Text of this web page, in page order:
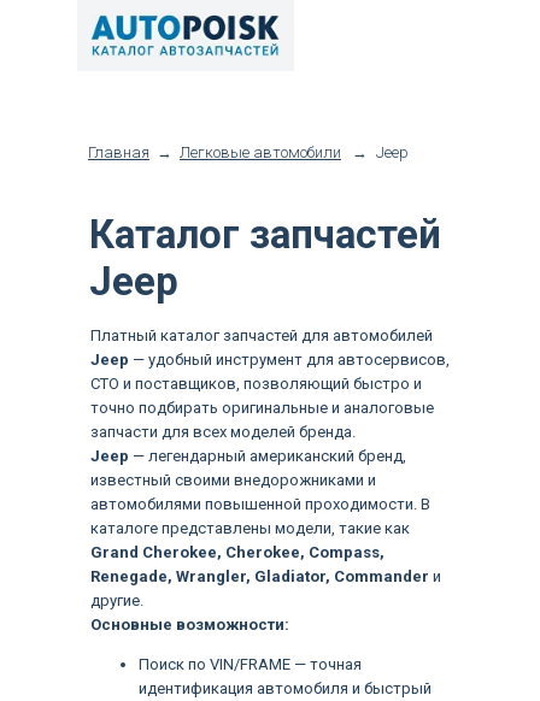
Главная Легковые автомобили
→ → Jeep
Платный каталог запчастей для автомобилей
Jeep — удобный инструмент для автосервисов,
СТО и поставщиков, позволяющий быстро и
точно подбирать оригинальные и аналоговые
запчасти для всех моделей бренда.
Jeep — легендарный американский бренд,
известный своими внедорожниками и
автомобилями повышенной проходимости. В
каталоге представлены модели, такие как
Grand Cherokee, Cherokee, Compass,
Renegade, Wrangler, Gladiator, Commander и
другие.
Основные возможности:
Поиск по VIN/FRAME — точная
идентификация автомобиля и быстрый
Каталог запчастей
Jeep